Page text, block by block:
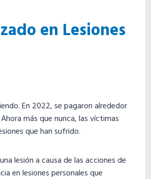
en Lesiones
En 2022, se pagaron alrededor
más que nunca, las víctimas
que han sufrido.
lesión a causa de las acciones de
en lesiones personales que